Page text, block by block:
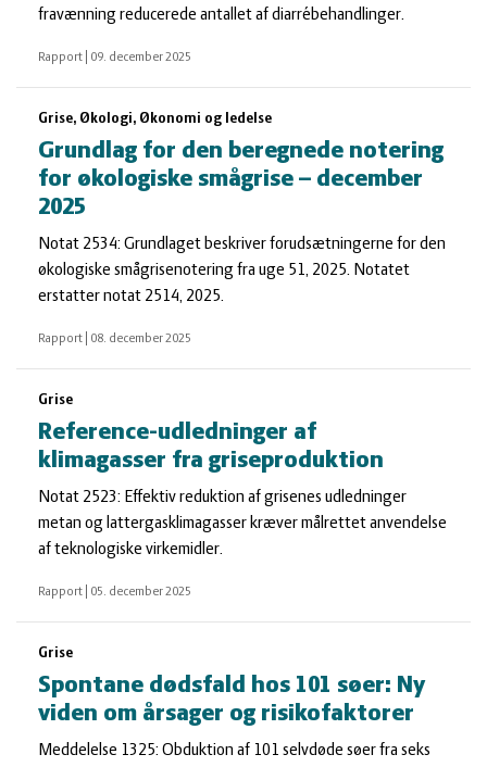
fravænning reducerede antallet af diarrébehandlinger.
Rapport 09. december 2025
Grise, Økologi, Økonomi og ledelse
Grundlag for den beregnede notering
for økologiske smågrise – december
2025
Notat 2534: Grundlaget beskriver forudsætningerne for den
økologiske smågrisenotering fra uge 51, 2025. Notatet
erstatter notat 2514, 2025.
Rapport 08. december 2025
Grise
Reference-udledninger af
klimagasser fra griseproduktion
Notat 2523: Effektiv reduktion af grisenes udledninger
metan og lattergasklimagasser kræver målrettet anvendelse
af teknologiske virkemidler.
Rapport 05. december 2025
Grise
Spontane dødsfald hos 101 søer: Ny
viden om årsager og risikofaktorer
Meddelelse 1325: Obduktion af 101 selvdøde søer fra seks